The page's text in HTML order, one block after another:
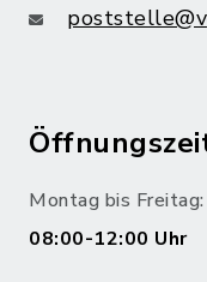
Montag bis Freitag:
08:00-12:00 Uhr